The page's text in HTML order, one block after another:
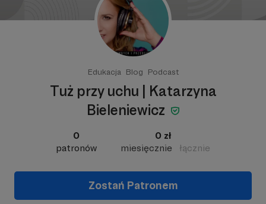
Edukacja Blog Podcast
Tuż przy uchu | Katarzyna
Bieleniewicz
0
patronów
0 zł
miesięcznie
łącznie
Zostań Patronem